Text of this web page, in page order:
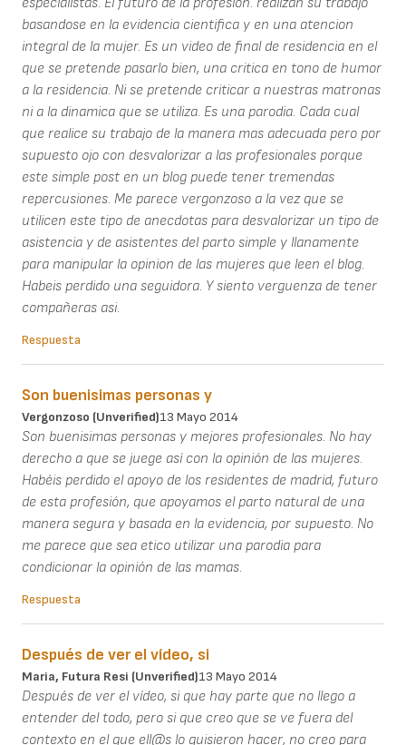
basandose en la evidencia cientifica y en una atencion
integral de la mujer. Es un video de final de residencia en el
que se pretende pasarlo bien, una critica en tono de humor
a la residencia. Ni se pretende criticar a nuestras matronas
ni a la dinamica que se utiliza. Es una parodia. Cada cual
que realice su trabajo de la manera mas adecuada pero por
supuesto ojo con desvalorizar a las profesionales porque
este simple post en un blog puede tener tremendas
repercusiones. Me parece vergonzoso a la vez que se
utilicen este tipo de anecdotas para desvalorizar un tipo de
asistencia y de asistentes del parto simple y llanamente
para manipular la opinion de las mujeres que leen el blog.
Habeis perdido una seguidora. Y siento verguenza de tener
compañeras asi.
Respuesta
Son buenisimas personas y
Vergonzoso (unverified)13 Mayo 2014
Son buenisimas personas y mejores profesionales. No hay
derecho a que se juege así con la opinión de las mujeres.
Habéis perdido el apoyo de los residentes de madrid, futuro
de esta profesión, que apoyamos el parto natural de una
manera segura y basada en la evidencia, por supuesto. No
me parece que sea etico utilizar una parodia para
condicionar la opinión de las mamas.
Respuesta
Después de ver el vídeo, si
Maria, Futura Resi (unverified)13 Mayo 2014
Después de ver el vídeo, si que hay parte que no llego a
entender del todo, pero si que creo que se ve fuera del
contexto en el que ell@s lo quisieron hacer, no creo para